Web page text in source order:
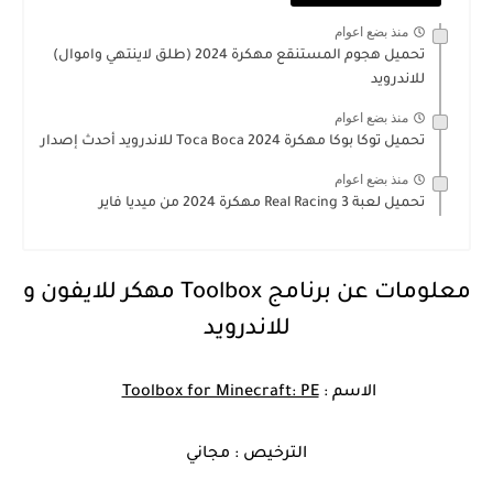
منذ بضع اعوام
تحميل هجوم المستنقع مهكرة 2024 (طلق لاينتهي واموال)
للاندرويد
منذ بضع اعوام
تحميل توكا بوكا مهكرة Toca Boca 2024 للاندرويد أحدث إصدار
منذ بضع اعوام
تحميل لعبة Real Racing 3 مهكرة 2024 من ميديا فاير
معلومات عن برنامج Toolbox مهكر للايفون و
للاندرويد
الاسم :Toolbox for Minecraft: PE
الترخيص : مجاني